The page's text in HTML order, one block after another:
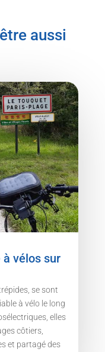
aussi
vélos sur
se sont
à vélo le long
elles
côtiers,
et partagé des